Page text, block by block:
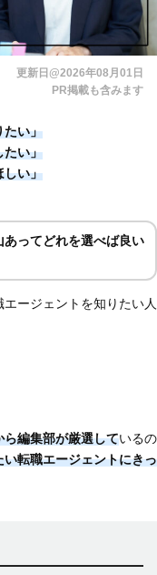
更新日@2026年08月01日
PR掲載も含みます
たい」
たい」
しい」
ってどれを選べば良い
ージェントを知りたい人
編集部が厳選しているの
い転職エージェントにきっ